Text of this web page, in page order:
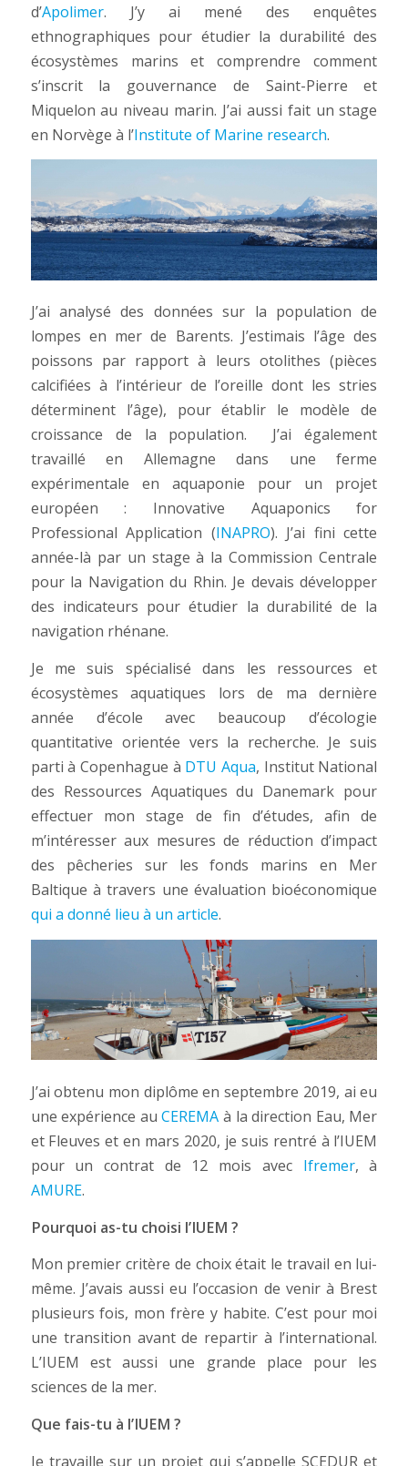
d’Apolimer. J’y ai mené des enquêtes
ethnographiques pour étudier la durabilité des
écosystèmes marins et comprendre comment
s’inscrit la gouvernance de Saint-Pierre et
Miquelon au niveau marin. J’ai aussi fait un stage
en Norvège à l’Institute of Marine research.
J’ai analysé des données sur la population de
lompes en mer de Barents. J’estimais l’âge des
poissons par rapport à leurs otolithes (pièces
calcifiées à l’intérieur de l’oreille dont les stries
déterminent l’âge), pour établir le modèle de
croissance de la population. J’ai également
travaillé en Allemagne dans une ferme
expérimentale en aquaponie pour un projet
européen : Innovative Aquaponics for
Professional Application (INAPRO). J’ai fini cette
année-là par un stage à la Commission Centrale
pour la Navigation du Rhin. Je devais développer
des indicateurs pour étudier la durabilité de la
navigation rhénane.
Je me suis spécialisé dans les ressources et
écosystèmes aquatiques lors de ma dernière
année d’école avec beaucoup d’écologie
quantitative orientée vers la recherche. Je suis
parti à Copenhague à DTU Aqua, Institut National
des Ressources Aquatiques du Danemark pour
effectuer mon stage de fin d’études, afin de
m’intéresser aux mesures de réduction d’impact
des pêcheries sur les fonds marins en Mer
Baltique à travers une évaluation bioéconomique
qui a donné lieu à un article.
J’ai obtenu mon diplôme en septembre 2019, ai eu
une expérience auCEREMA à la direction Eau, Mer
et Fleuves et en mars 2020, je suis rentré à l’IUEM
pour un contrat de 12 mois avec Ifremer, à
AMURE.
Pourquoi as-tu choisi l’IUEM ?
Mon premier critère de choix était le travail en lui-
même. J’avais aussi eu l’occasion de venir à Brest
plusieurs fois, mon frère y habite. C’est pour moi
une transition avant de repartir à l’international.
L’IUEM est aussi une grande place pour les
sciences de la mer.
Que fais-tu à l’IUEM ?
Je travaille sur un projet qui s’appelle SCEDUR et